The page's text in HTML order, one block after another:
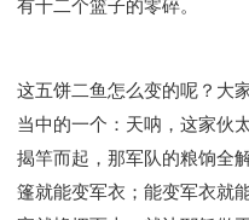
有十二个篮子的零碎。
这五饼二鱼怎么变的呢？大
当中的一个：天呐，这家伙
揭竿而起，那军队的粮饷全
篷就能变军衣；能变军衣就